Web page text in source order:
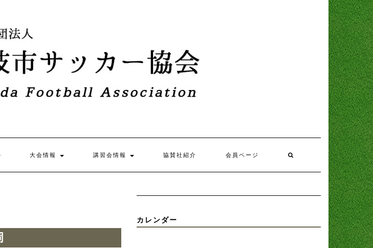
大会情報 講習会情報 協賛社紹介 会員ページ
カレンダー